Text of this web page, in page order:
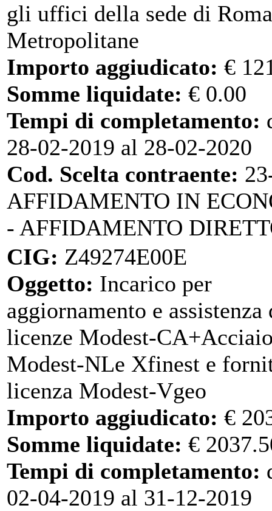
gli uffici della sede di Roma
Metropolitane
Importo aggiudicato: €
Somme liquidate: € 0.00
Tempi di completamento:
28-02-2019 al 28-02-2020
Cod. Scelta contraente:
AFFIDAMENTO IN
- AFFIDAMENTO
CIG: Z49274E00E
Oggetto: Incarico per
aggiornamento e assistenza
licenze Modest-
Modest-NLe Xfinest e
licenza Modest-Vgeo
Importo aggiudicato: €
Somme liquidate: €
Tempi di completamento:
02-04-2019 al 31-12-2019